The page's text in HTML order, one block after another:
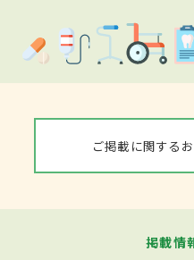
ご掲載に関する
掲載情